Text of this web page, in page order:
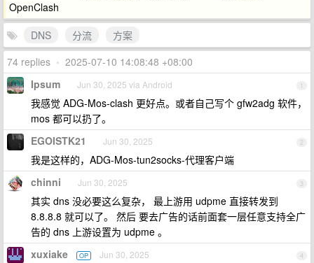
OpenClash
DNS
分流
方案
74 replies • 2025-07-10 14:08:48 +08:00
1
Ipsum Jun 30, 2025 via Android
我感觉 ADG-Mos-clash 更好点。或者自己写个 gfw2adg 软件，
mos 都可以扔了。
2
EGOISTK21 Jun 30, 2025
我是这样的，ADG-Mos-tun2socks-代理客户端
3
chinni Jun 30, 2025
其实 dns 没必要这么复杂， 最上游用 udpme 直接转发到
8.8.8.8 就可以了。 然后 要去广告的话前面套一层任意支持全广
告的 dns 上游设置为 udpme 。
4
xuxiake OP Jun 30, 2025